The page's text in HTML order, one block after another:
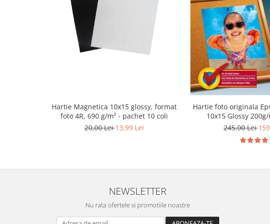
Hartie Magnetica 10x15 glossy, format
foto 4R, 690 g/m² - pachet 10 coli
20,00 Lei13,99 Lei
Hartie foto originala
10x15 Glossy
245,00 Lei
NEWSLETTER
Nu rata ofertele si promotiile noastre